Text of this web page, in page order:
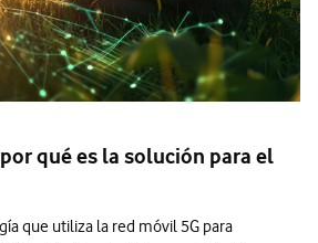
por qué es la solución para el
que utiliza la red móvil 5G para